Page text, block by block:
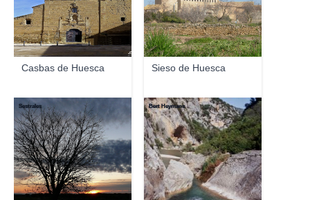
Casbas de Huesca Sieso de Huesca
Sestrales Bert Heymans